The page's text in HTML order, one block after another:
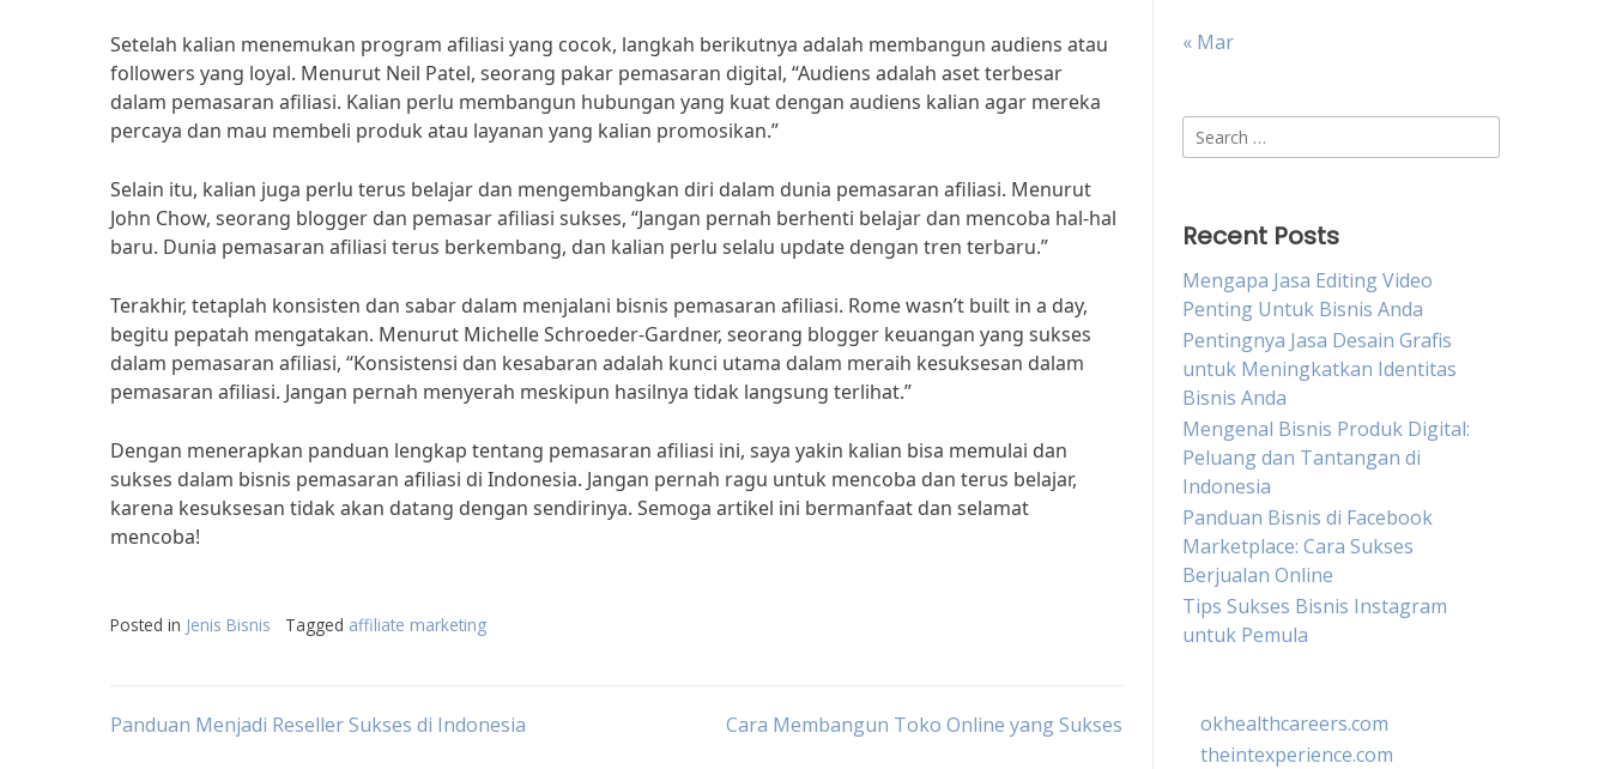
Setelah kalian menemukan program afiliasi yang cocok, langkah berikutnya adalah membangun audiens atau
followers yang loyal. Menurut Neil Patel, seorang pakar pemasaran digital, “Audiens adalah aset terbesar
dalam pemasaran afiliasi. Kalian perlu membangun hubungan yang kuat dengan audiens kalian agar mereka
percaya dan mau membeli produk atau layanan yang kalian promosikan.”
Selain itu, kalian juga perlu terus belajar dan mengembangkan diri dalam dunia pemasaran afiliasi. Menurut
John Chow, seorang blogger dan pemasar afiliasi sukses, “Jangan pernah berhenti belajar dan mencoba hal-hal
baru. Dunia pemasaran afiliasi terus berkembang, dan kalian perlu selalu update dengan tren terbaru.”
Terakhir, tetaplah konsisten dan sabar dalam menjalani bisnis pemasaran afiliasi. Rome wasn’t built in a day,
begitu pepatah mengatakan. Menurut Michelle Schroeder-Gardner, seorang blogger keuangan yang sukses
dalam pemasaran afiliasi, “Konsistensi dan kesabaran adalah kunci utama dalam meraih kesuksesan dalam
pemasaran afiliasi. Jangan pernah menyerah meskipun hasilnya tidak langsung terlihat.”
Dengan menerapkan panduan lengkap tentang pemasaran afiliasi ini, saya yakin kalian bisa memulai dan
sukses dalam bisnis pemasaran afiliasi di Indonesia. Jangan pernah ragu untuk mencoba dan terus belajar,
karena kesuksesan tidak akan datang dengan sendirinya. Semoga artikel ini bermanfaat dan selamat
mencoba!
Posted in Jenis Bisnis Tagged affiliate marketing
Post
Panduan Menjadi Reseller Sukses di Indonesia Cara Membangun Toko Online yang Sukses
« Mar
Search
for:
Recent Posts
Mengapa Jasa Editing Video
Penting Untuk Bisnis Anda
Pentingnya Jasa Desain Grafis
untuk Meningkatkan Identitas
Bisnis Anda
Mengenal Bisnis Produk Digital:
Peluang dan Tantangan di
Indonesia
Panduan Bisnis di Facebook
Marketplace: Cara Sukses
Berjualan Online
Tips Sukses Bisnis Instagram
untuk Pemula
okhealthcareers.com
theintexperience.com